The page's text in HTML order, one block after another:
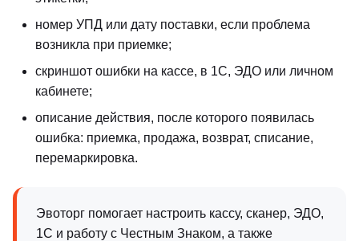
номер УПД или дату поставки, если проблема
возникла при приемке;
скриншот ошибки на кассе, в 1С, ЭДО или личном
кабинете;
описание действия, после которого появилась
ошибка: приемка, продажа, возврат, списание,
перемаркировка.
Эвоторг помогает настроить кассу, сканер, ЭДО,
1С и работу с Честным Знаком, а также